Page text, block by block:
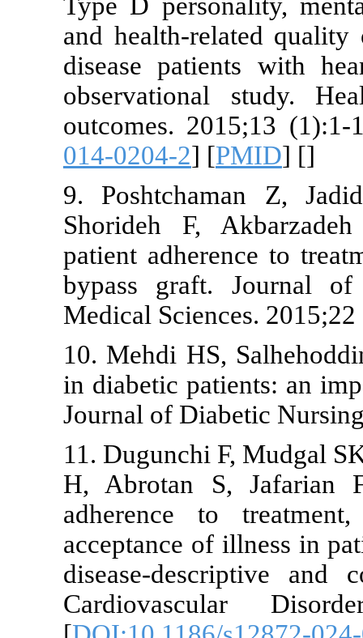
and health-
disease
outcomes.
014-0204-2
9.
Shorideh
patient
bypass
Medical
10. Mehdi
in diabetic
Journal of
11.
H, Abrotan
adherence
acceptance
disease-